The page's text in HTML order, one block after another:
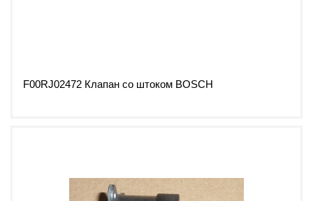
F00RJ02472 Клапан со штоком BOSCH